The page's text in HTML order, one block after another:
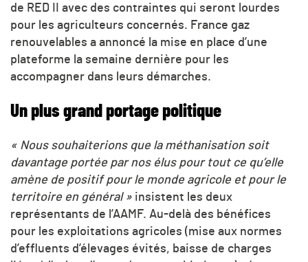
de RED II avec des contraintes qui seront lourdes
pour les agriculteurs concernés. France gaz
renouvelables a annoncé la mise en place d’une
plateforme la semaine dernière pour les
accompagner dans leurs démarches.
Un plus grand portage politique
« Nous souhaiterions que la méthanisation soit
davantage portée par nos élus pour tout ce qu’elle
amène de positif pour le monde agricole et pour le
territoire en général » insistent les deux
représentants de l’AAMF. Au-delà des bénéfices
pour les exploitations agricoles (mise aux normes
d’effluents d’élevages évités, baisse de charges